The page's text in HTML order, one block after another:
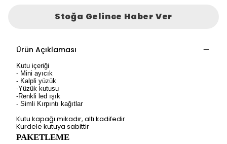
Stoğa Gelince Haber Ver
Ürün Açıklaması
Kutu içeriği
- Mini ayıcık
- Kalpli yüzük
-Yüzük kutusu
-Renkli led ışık
- Simli Kırpıntı kağıtlar
Kutu kapağı mikadır, altı kadifedir
Kurdele kutuya sabittir
PAKETLEME